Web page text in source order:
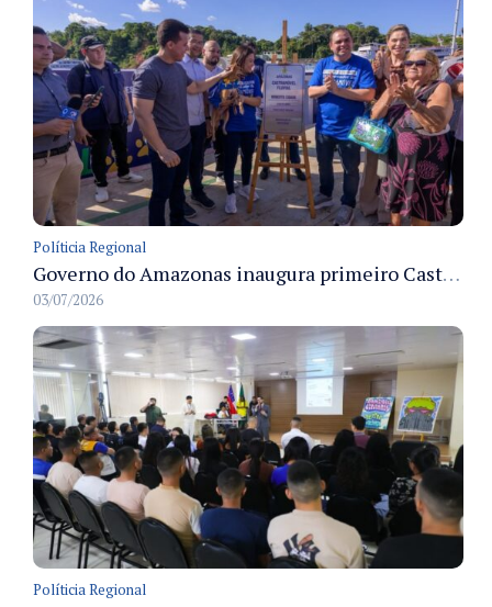
Políticia Regional
Governo do Amazonas inaugura primeiro Castramóvel Fluvial para atendimento veterinário às comunidades ribeirinhas e castração gratuita
03/07/2026
Políticia Regional